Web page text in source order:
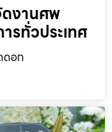
งานศพ
รทั่วประเทศ
ดอก